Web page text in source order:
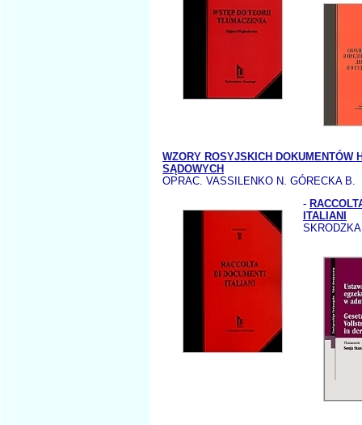
WZORY ROSYJSKICH DOKUMENTÓW
SĄDOWYCH
OPRAC. VASSILENKO N. GÓRECKA B.
-
ITALIANI